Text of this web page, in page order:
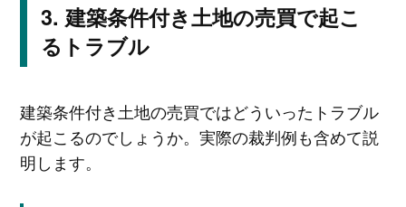
建築条件付き土地の売買で起こ
るトラブル
建築条件付き土地の売買ではどういったトラブル
が起こるのでしょうか。実際の裁判例も含めて説
明します。